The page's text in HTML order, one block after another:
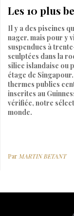
Les 10 plus
Il y a des piscines
nager, mais pour y
suspendues à
sculptées dans la
silice islandaise ou
étage de
thermes publics
inscrites au
vérifiée, notre
monde.
Par MARTIN BETANT